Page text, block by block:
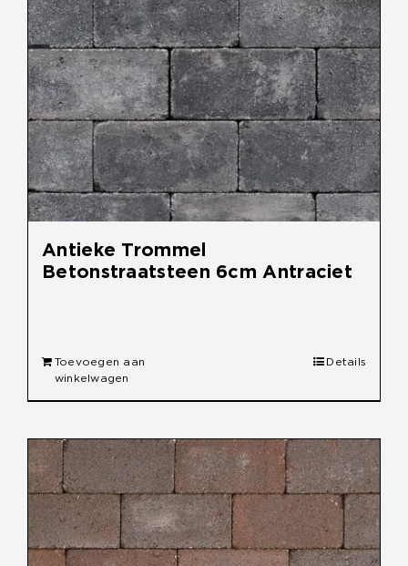
Antieke Trommel
Betonstraatsteen 6cm Antraciet
Toevoegen aan
winkelwagen
Details